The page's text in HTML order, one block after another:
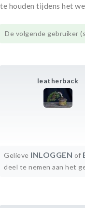
leatherback
te houden tijdens het
De volgende gebruiker
Gelieve INLOGGEN of
deel te nemen aan het